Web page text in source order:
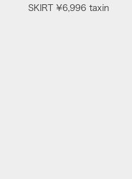
SKIRT ¥6,996 taxin